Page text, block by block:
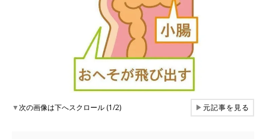
▼次の画像は下へスクロール (1/2) ▶元記事を見る